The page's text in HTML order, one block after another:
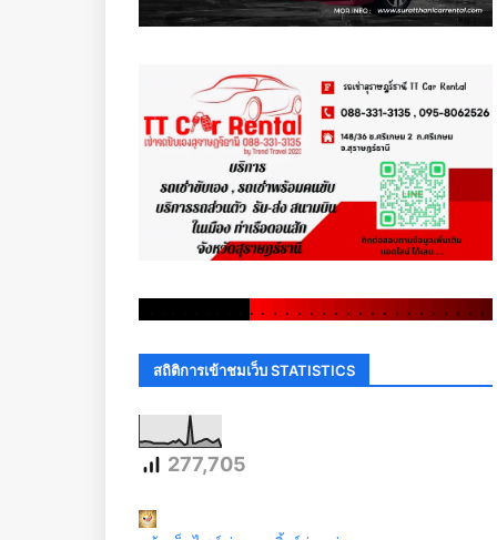
. . . . . . . . . . . . . . . . . . . .
สถิติการเข้าชมเว็บ STATISTICS
277,705